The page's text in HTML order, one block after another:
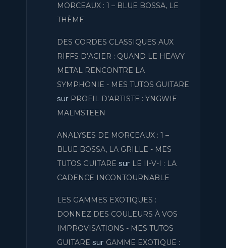
MORCEAUX : 1 – BLUE BOSSA, LE
THÈME
DES CORDES CLASSIQUES AUX
RIFFS D’ACIER : QUAND LE HEAVY
METAL RENCONTRE LA
SYMPHONIE - MES TUTOS GUITARE
sur PROFIL D’ARTISTE : YNGWIE
MALMSTEEN
ANALYSES DE MORCEAUX : 1 –
BLUE BOSSA, LA GRILLE - MES
TUTOS GUITARE sur LE II-V-I : LA
CADENCE INCONTOURNABLE
LES GAMMES EXOTIQUES :
DONNEZ DES COULEURS À VOS
IMPROVISATIONS - MES TUTOS
GUITARE sur GAMME EXOTIQUE :